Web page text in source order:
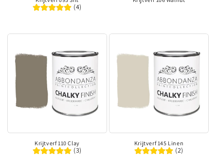
(4)
Krijtverf 110 Clay
(3)
Krijtverf 145 Linen
(2)